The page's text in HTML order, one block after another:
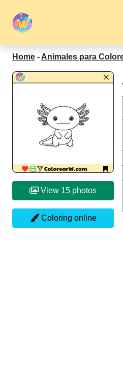
Home - Animales para
View 15 photos
Coloring online